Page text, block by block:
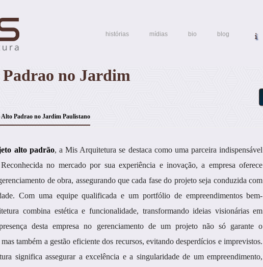
histórias mídias bio blog
no Jardim
Alto Padrao no Jardim Paulistano
alto padrão, a Mis Arquitetura se destaca como uma parceira indispensável
no mercado por sua experiência e inovação, a empresa oferece
de obra, assegurando que cada fase do projeto seja conduzida com
Com uma equipe qualificada e um portfólio de empreendimentos bem-
combina estética e funcionalidade, transformando ideias visionárias em
desta empresa no gerenciamento de um projeto não só garante o
também a gestão eficiente dos recursos, evitando desperdícios e imprevistos.
significa assegurar a excelência e a singularidade de um empreendimento,